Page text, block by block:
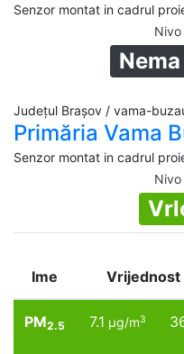
Senzor montat in cadrul
Județul Brașov / vama-
Primăria Vama
Senzor montat in cadrul
Ime Vrijednost
PM2.5 7.1 µg/m3